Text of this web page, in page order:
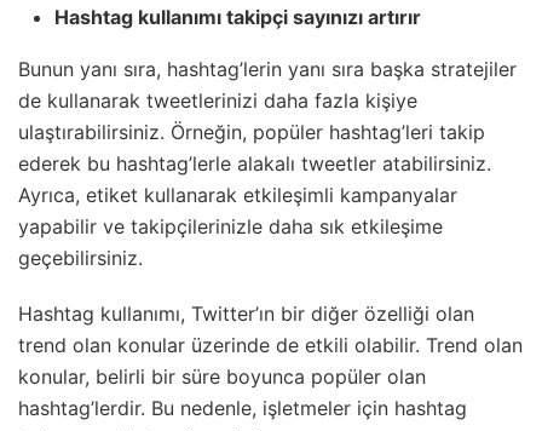
Hashtag kullanımı takipçi sayınızı artırır
Bunun yanı sıra, hashtag’lerin yanı sıra başka stratejiler
de kullanarak tweetlerinizi daha fazla kişiye
ulaştırabilirsiniz. Örneğin, popüler hashtag’leri takip
ederek bu hashtag’lerle alakalı tweetler atabilirsiniz.
Ayrıca, etiket kullanarak etkileşimli kampanyalar
yapabilir ve takipçilerinizle daha sık etkileşime
geçebilirsiniz.
Hashtag kullanımı, Twitter’ın bir diğer özelliği olan
trend olan konular üzerinde de etkili olabilir. Trend olan
konular, belirli bir süre boyunca popüler olan
hashtag’lerdir. Bu nedenle, işletmeler için hashtag